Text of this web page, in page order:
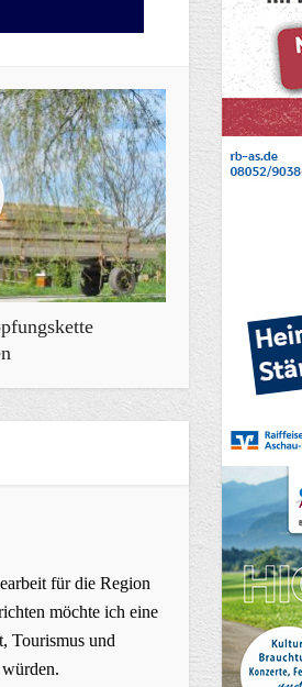
für die Region
möchte ich eine
Tourismus und